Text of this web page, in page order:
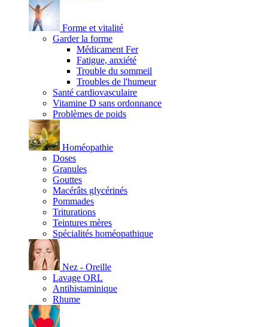
Forme et vitalité
Garder la forme
Médicament Fer
Fatigue, anxiété
Trouble du sommeil
Troubles de l'humeur
Santé cardiovasculaire
Vitamine D sans ordonnance
Problèmes de poids
Homéopathie
Doses
Granules
Gouttes
Macérâts glycérinés
Pommades
Triturations
Teintures mères
Spécialités homéopathique
Nez - Oreille
Lavage ORL
Antihistaminique
Rhume